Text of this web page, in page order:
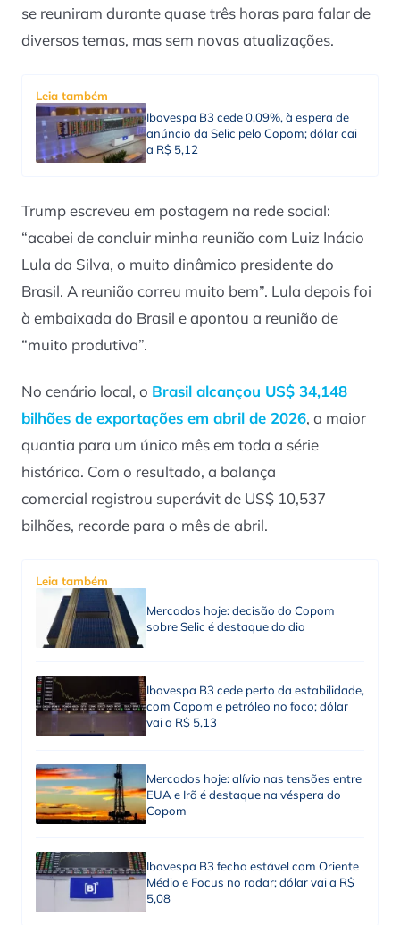
se reuniram durante quase três horas para falar de
diversos temas, mas sem novas atualizações.
Leia também
Ibovespa B3 cede 0,09%, à espera de
anúncio da Selic pelo Copom; dólar cai
a R$ 5,12
Trump escreveu em postagem na rede social:
“acabei de concluir minha reunião com Luiz Inácio
Lula da Silva, o muito dinâmico presidente do
Brasil. A reunião correu muito bem”. Lula depois foi
à embaixada do Brasil e apontou a reunião de
“muito produtiva”.
No cenário local, o Brasil alcançou US$ 34,148
bilhões de exportações em abril de 2026, a maior
quantia para um único mês em toda a série
histórica. Com o resultado, a balança
comercial registrou superávit de US$ 10,537
bilhões, recorde para o mês de abril.
Leia também
Mercados hoje: decisão do Copom
sobre Selic é destaque do dia
Ibovespa B3 cede perto da estabilidade,
com Copom e petróleo no foco; dólar
vai a R$ 5,13
Mercados hoje: alívio nas tensões entre
EUA e Irã é destaque na véspera do
Copom
Ibovespa B3 fecha estável com Oriente
Médio e Focus no radar; dólar vai a R$
5,08